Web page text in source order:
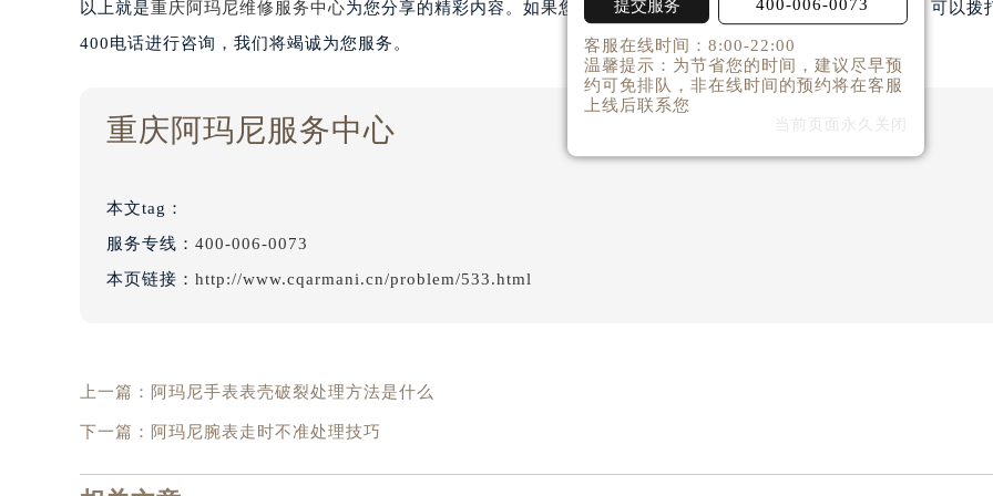
以上就是重庆阿玛尼维修服务中心为您分享的精彩内容。如果您还有其他关于阿玛尼手表维护和保养的问题，可以拨
400电话进行咨询，我们将竭诚为您服务。
重庆阿玛尼服务中心
本文tag：
服务专线： 400-006-0073
本页链接： http://www.cqarmani.cn/problem/533.html
上一篇： 阿玛尼手表表壳破裂处理方法是什么
下一篇： 阿玛尼腕表走时不准处理技巧
提交服务 400-006-0073
客服在线时间：8:00-22:00
温馨提示：为节省您的时间，建议尽早预
约可免排队，非在线时间的预约将在客服
上线后联系您
当前页面永久关闭